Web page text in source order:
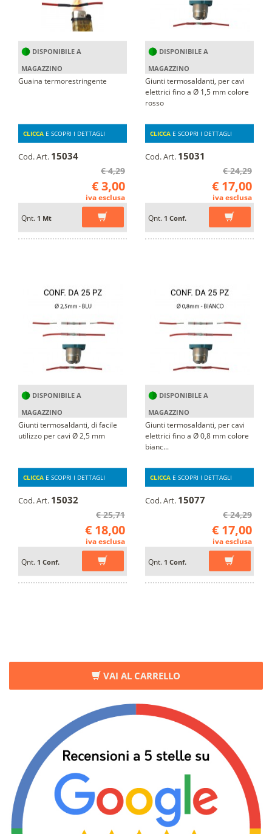
VAI AL CARRELLO
DISPONIBILE A
MAGAZZINO
Guaina termorestringente
CLICCA E SCOPRI I DETTAGLI
Cod. Art. 15034
€ 4,29
€ 3,00
iva esclusa
Qnt. 1 Mt
DISPONIBILE A
MAGAZZINO
Giunti termosaldanti, per cavi
elettrici fino a Ø 1,5 mm colore
rosso
CLICCA E SCOPRI I DETTAGLI
Cod. Art. 15031
€ 24,29
€ 17,00
iva esclusa
Qnt. 1 Conf.
DISPONIBILE A
MAGAZZINO
Giunti termosaldanti, di facile
utilizzo per cavi Ø 2,5 mm
CLICCA E SCOPRI I DETTAGLI
Cod. Art. 15032
€ 25,71
€ 18,00
iva esclusa
Qnt. 1 Conf.
DISPONIBILE A
MAGAZZINO
Giunti termosaldanti, per cavi
elettrici fino a Ø 0,8 mm colore
bianc...
CLICCA E SCOPRI I DETTAGLI
Cod. Art. 15077
€ 24,29
€ 17,00
iva esclusa
Qnt. 1 Conf.